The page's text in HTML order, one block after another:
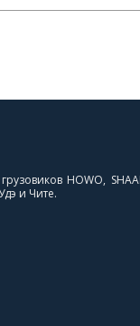
HOWO,
и Чите.